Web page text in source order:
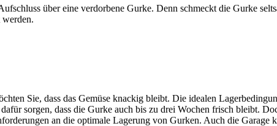
über eine verdorbene Gurke. Denn schmeckt die Gurke
werden.
Sie, dass das Gemüse knackig bleibt. Die idealen
sorgen, dass die Gurke auch bis zu drei Wochen frisch bleibt.
an die optimale Lagerung von Gurken. Auch die Garage